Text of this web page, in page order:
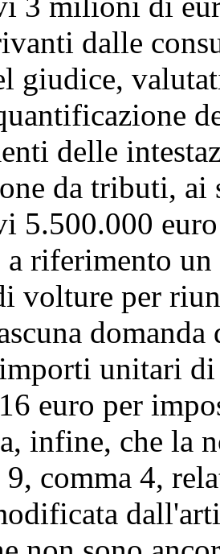
dalle
giudice,
delle
da tributi,
5.500.000
a riferimento
volture per
unitari
euro per
infine, che la
comma 4,